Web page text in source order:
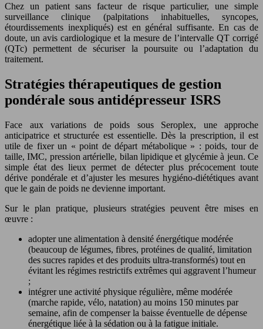
Chez un patient sans facteur de risque particulier, une simple
surveillance clinique (palpitations inhabituelles, syncopes,
étourdissements inexpliqués) est en général suffisante. En cas de
doute, un avis cardiologique et la mesure de l’intervalle QT corrigé
(QTc) permettent de sécuriser la poursuite ou l’adaptation du
traitement.
Stratégies thérapeutiques de gestion
pondérale sous antidépresseur ISRS
Face aux variations de poids sous Seroplex, une approche
anticipatrice et structurée est essentielle. Dès la prescription, il est
utile de fixer un « point de départ métabolique » : poids, tour de
taille, IMC, pression artérielle, bilan lipidique et glycémie à jeun. Ce
simple état des lieux permet de détecter plus précocement toute
dérive pondérale et d’ajuster les mesures hygiéno‑diététiques avant
que le gain de poids ne devienne important.
Sur le plan pratique, plusieurs stratégies peuvent être mises en
œuvre :
adopter une alimentation à densité énergétique modérée
(beaucoup de légumes, fibres, protéines de qualité, limitation
des sucres rapides et des produits ultra‑transformés) tout en
évitant les régimes restrictifs extrêmes qui aggravent l’humeur
;
intégrer une activité physique régulière, même modérée
(marche rapide, vélo, natation) au moins 150 minutes par
semaine, afin de compenser la baisse éventuelle de dépense
énergétique liée à la sédation ou à la fatigue initiale.